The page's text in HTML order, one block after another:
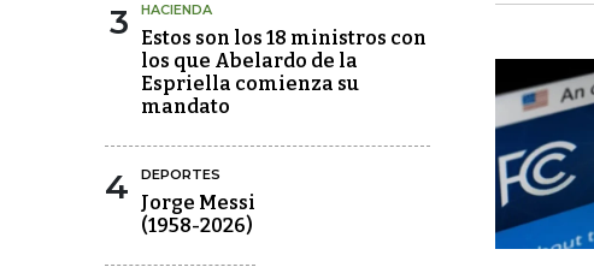
3 HACIENDA
Estos son los 18 ministros con
los que Abelardo de la
Espriella comienza su
mandato
4 DEPORTES
Jorge Messi
(1958-2026)